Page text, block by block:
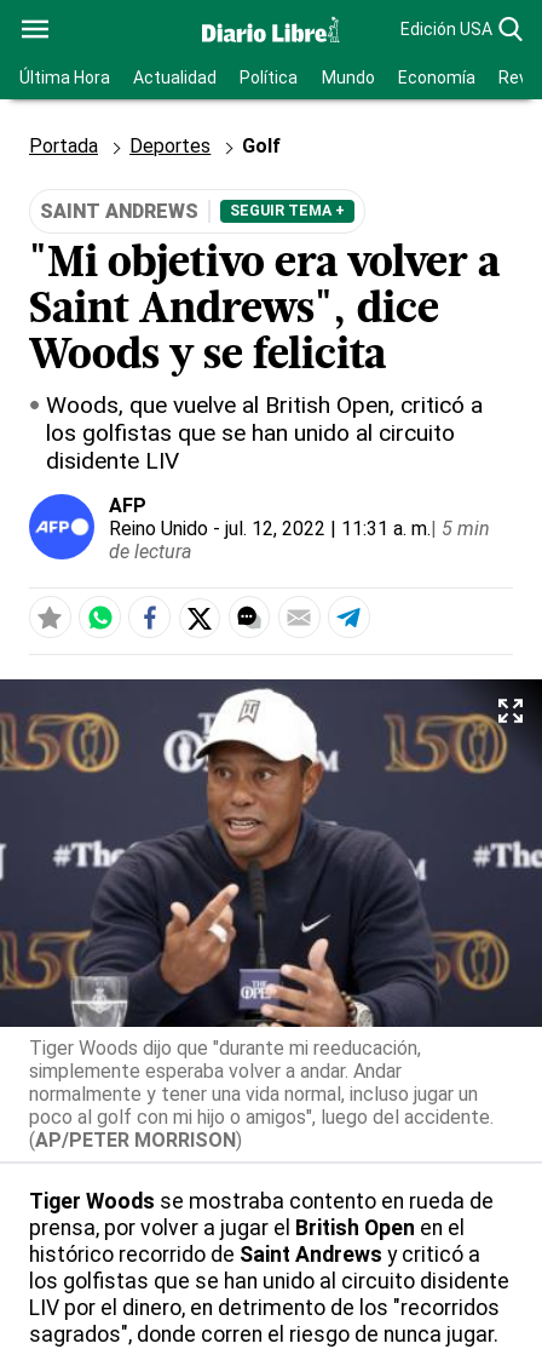
Edición USA
Última Hora Actualidad Política Mundo Economía
Portada Deportes Golf
SAINT ANDREWS SEGUIR TEMA +
"Mi objetivo era volver a
Saint Andrews", dice
Woods y se felicita
Woods, que vuelve al British Open, criticó a
los golfistas que se han unido al circuito
disidente LIV
AFP
Reino Unido - jul. 12, 2022 | 11:31 a. m.| 5 min
de lectura
Tiger Woods dijo que "durante mi reeducación,
simplemente esperaba volver a andar. Andar
normalmente y tener una vida normal, incluso jugar un
poco al golf con mi hijo o amigos", luego del accidente.
(AP/PETER MORRISON)
Tiger Woods se mostraba contento en rueda de
prensa, por volver a jugar el British Open en el
histórico recorrido de Saint Andrews y criticó a
los golfistas que se han unido al circuito disidente
LIV por el dinero, en detrimento de los "recorridos
sagrados", donde corren el riesgo de nunca jugar.